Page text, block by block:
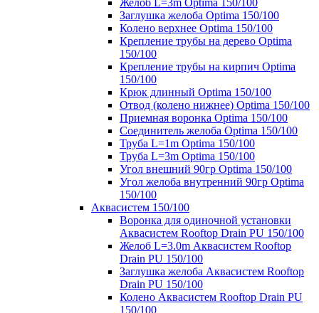
Желоб L=3m Optima 150/100
Заглушка желоба Optima 150/100
Колено верхнее Optima 150/100
Крепление трубы на дерево Optima
150/100
Крепление трубы на кирпич Optima
150/100
Крюк длинный Optima 150/100
Отвод (колено нижнее) Optima 150/100
Приемная воронка Optima 150/100
Соединитель желоба Optima 150/100
Труба L=1m Optima 150/100
Труба L=3m Optima 150/100
Угол внешний 90гр Optima 150/100
Угол желоба внутренний 90гр Optima
150/100
Аквасистем 150/100
Воронка для одиночной установки
Аквасистем Rooftop Drain PU 150/100
Желоб L=3.0m Аквасистем Rooftop
Drain PU 150/100
Заглушка желоба Аквасистем Rooftop
Drain PU 150/100
Колено Аквасистем Rooftop Drain PU
150/100